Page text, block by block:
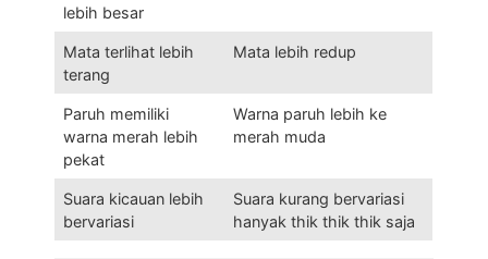
lebih besar
Mata terlihat lebih
terang
Mata lebih redup
Paruh memiliki
warna merah lebih
pekat
Warna paruh lebih ke
merah muda
Suara kicauan lebih
bervariasi
Suara kurang bervariasi
hanyak thik thik thik saja